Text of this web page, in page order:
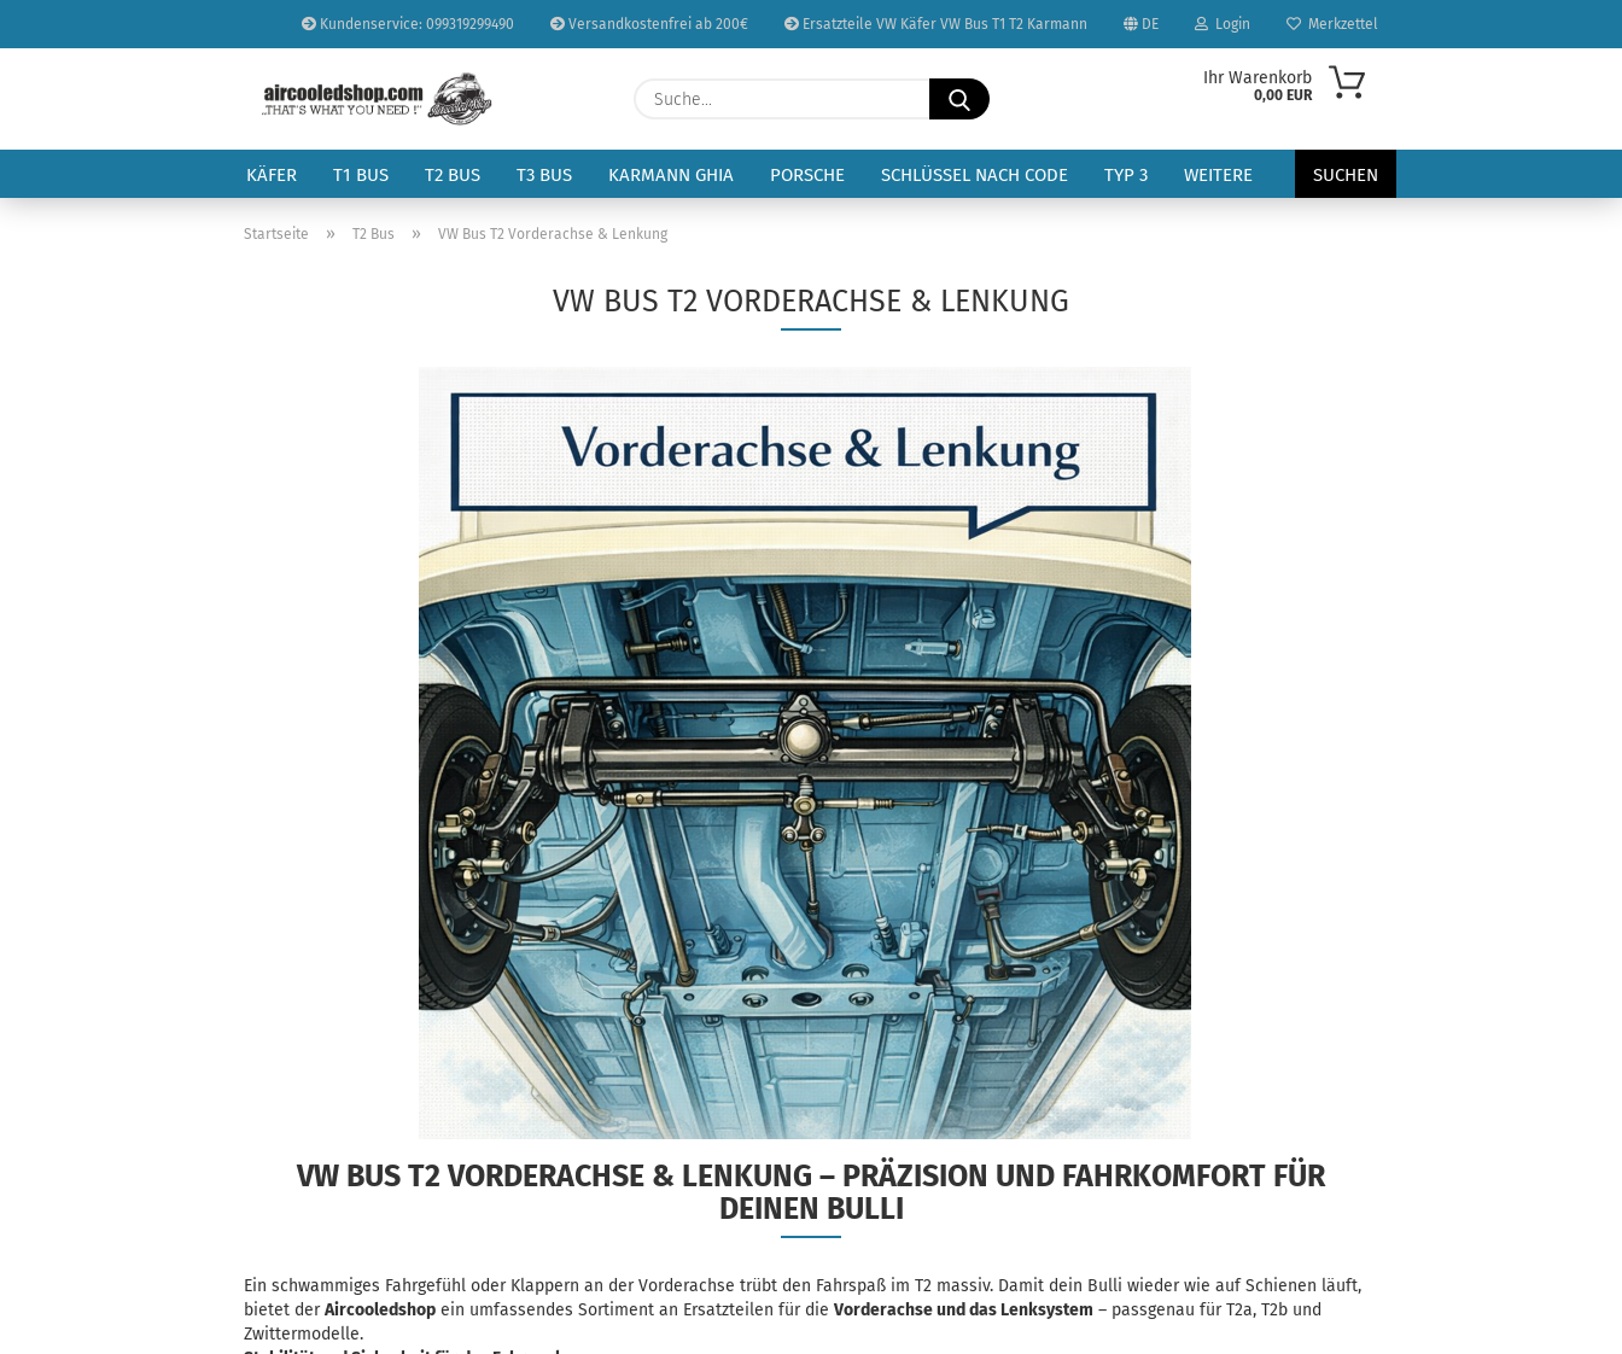
Kundenservice: 099319299490 Versandkostenfrei ab 200€ Ersatzteile VW Käfer VW Bus T1 T2 Karmann DE
Sprache auswählen
Lieferland
Login
Passwort vergessen?
Merkzettel
Suche...
Ihr Warenkorb
0,00 EUR
KÄFER T1 BUS T2 BUS T3 BUS KARMANN GHIA PORSCHE SCHLÜSSEL NACH CODE TYP 3 SUCHEN
WEITERE
Startseite » T2 Bus » VW Bus T2 Vorderachse & Lenkung
VW BUS T2 VORDERACHSE & LENKUNG
VW BUS T2 VORDERACHSE & LENKUNG – PRÄZISION UND FAHRKOMFORT FÜR
DEINEN BULLI
Ein schwammiges Fahrgefühl oder Klappern an der Vorderachse trübt den Fahrspaß im T2 massiv. Damit dein Bulli wieder wie auf Schienen läuft,
bietet derAircooledshop ein umfassendes Sortiment an Ersatzteilen für die Vorderachse und das Lenksystem – passgenau für T2a, T2b und
Zwittermodelle.